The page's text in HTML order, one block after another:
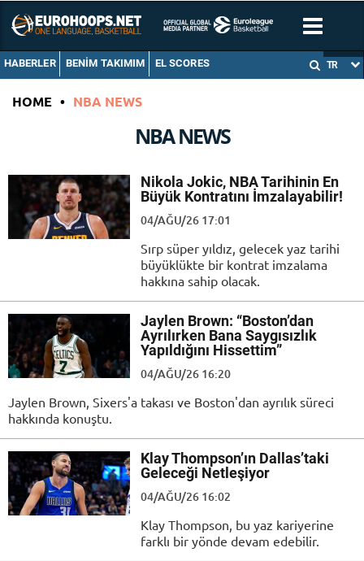
HABERLER BENIM TAKIMIM EL SCORES TR
HOME • NBA NEWS
NBA NEWS
Nikola Jokic, NBA Tarihinin En
Büyük Kontratını İmzalayabilir!
04/AĞU/26 17:01
Sırp süper yıldız, gelecek yaz tarihi
büyüklükte bir kontrat imzalama
hakkına sahip olacak.
Jaylen Brown: “Boston’dan
Ayrılırken Bana Saygısızlık
Yapıldığını Hissettim”
04/AĞU/26 16:20
Jaylen Brown, Sixers'a takası ve Boston'dan ayrılık süreci
hakkında konuştu.
Klay Thompson’ın Dallas’taki
Geleceği Netleşiyor
04/AĞU/26 16:02
Klay Thompson, bu yaz kariyerine
farklı bir yönde devam edebilir.